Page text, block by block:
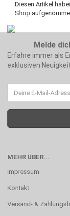
Diesen Artikel
Shop
Melde
Erfahre immer als
exklusiven
MEHR ÜBER...
Impressum
Kontakt
Versand- &